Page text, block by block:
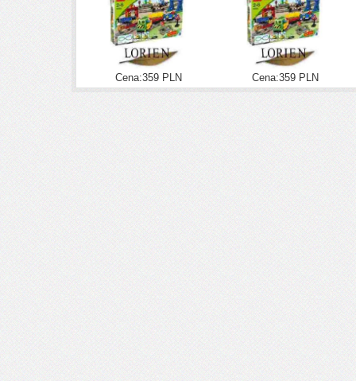
Cena:359 PLN Cena:359 PLN